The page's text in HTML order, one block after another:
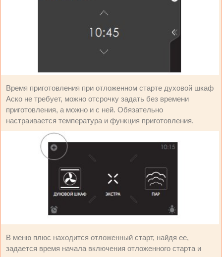
Время приготовления при отложенном старте духовой шкаф
Аско не требует, можно отсрочку задать без времени
приготовления, а можно и с ней. Обязательно
настраивается температура и функция приготовления.
В меню плюс находится отложенный старт, найдя ее,
задается время начала включения отложенного старта и